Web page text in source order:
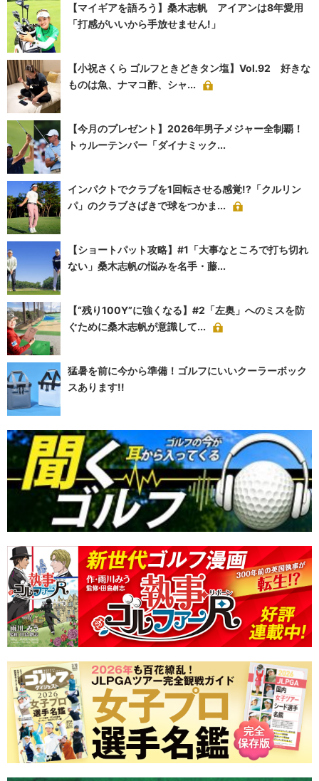
【マイギアを語ろう】桑木志帆 アイアンは8年愛用
「打感がいいから手放せません!」
【小祝さくら ゴルフときどきタン塩】Vol.92 好きな
ものは魚、ナマコ酢、シャ...
【今月のプレゼント】2026年男子メジャー全制覇！
トゥルーテンパー「ダイナミック...
インパクトでクラブを1回転させる感覚!?「クルリン
パ」のクラブさばきで球をつかま...
【ショートパット攻略】#1「大事なところで打ち切れ
ない」桑木志帆の悩みを名手・藤...
【“残り100Y”に強くなる】#2「左奥」へのミスを防
ぐために桑木志帆が意識して...
猛暑を前に今から準備！ゴルフにいいクーラーボック
スあります!!